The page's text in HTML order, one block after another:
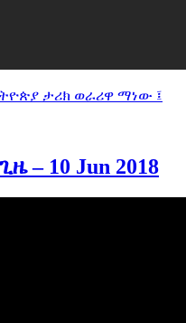
ታሪክ ወራሪዋ ማነው ፤
– 10 Jun 2018